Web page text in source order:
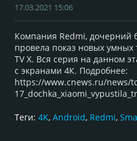
17.03.2021 15:06
Компания Redmi, дочерний
провела показ новых
TV X. Вся серия на данном
с экранами 4К. Подробнее:
https://www.cnews.ru/news/
Теги: 4K, Android, Redmi,